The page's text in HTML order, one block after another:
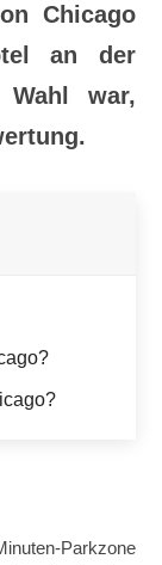
Chicago
an der
Wahl war,
Parkzone